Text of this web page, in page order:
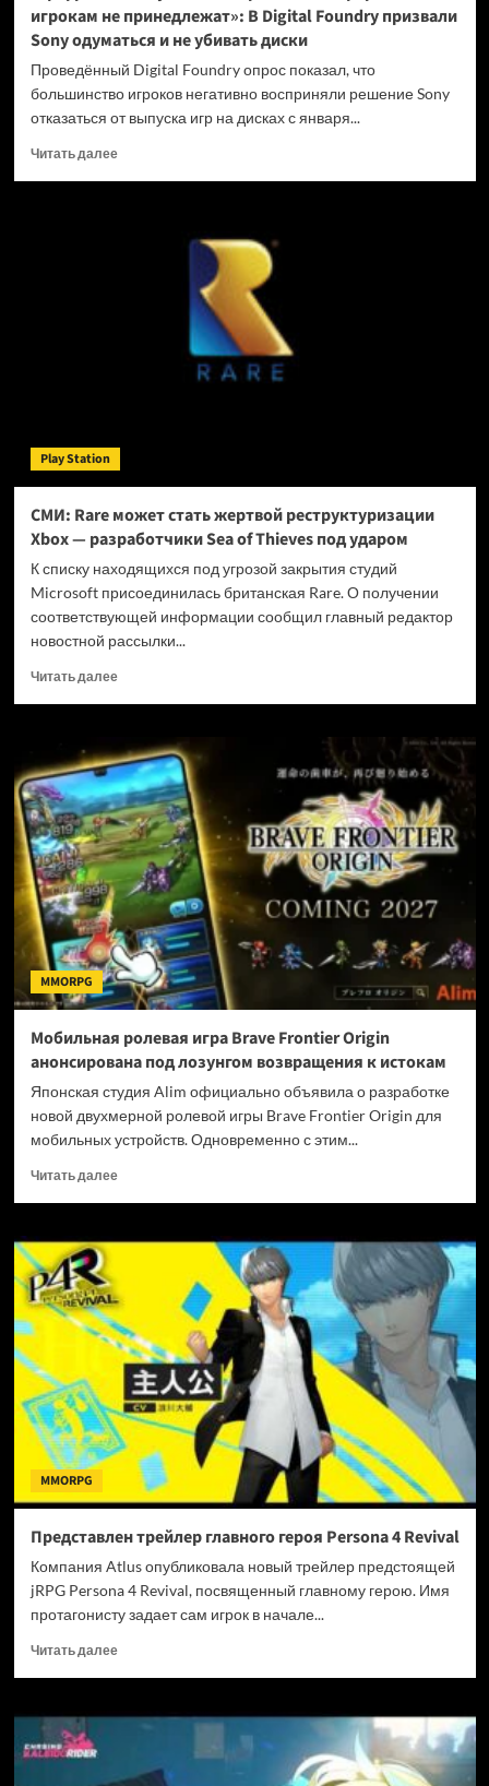
игрокам не принедлежат»: В Digital Foundry призвали
Sony одуматься и не убивать диски
Проведённый Digital Foundry опрос показал, что
большинство игроков негативно восприняли решение Sony
отказаться от выпуска игр на дисках с января...
Читать далееПрочитать
платформах
принедлежат»:
не
убивать
диски
Play Station
СМИ: Rare может стать жертвой реструктуризации
Xbox — разработчики Sea of Thieves под ударом
К списку находящихся под угрозой закрытия студий
Microsoft присоединилась британская Rare. О получении
соответствующей информации сообщил главный редактор
новостной рассылки...
Читать далееПрочитать
Rare
может
стать
жертвой
реструктуризации
Xbox
разработчики
Sea
of
Thieves
под
ударом
MMORPG
Мобильная ролевая игра Brave Frontier Origin
анонсирована под лозунгом возвращения к истокам
Японская студия Alim официально объявила о разработке
новой двухмерной ролевой игры Brave Frontier Origin для
мобильных устройств. Одновременно с этим...
Читать далееПрочитать
Brave
Frontier
Origin
анонсирована
под
лозунгом
возвращения
к
истокам
MMORPG
Представлен трейлер главного героя Persona 4 Revival
Компания Atlus опубликовала новый трейлер предстоящей
jRPG Persona 4 Revival, посвященный главному герою. Имя
протагонисту задает сам игрок в начале...
Читать далееПрочитать
героя